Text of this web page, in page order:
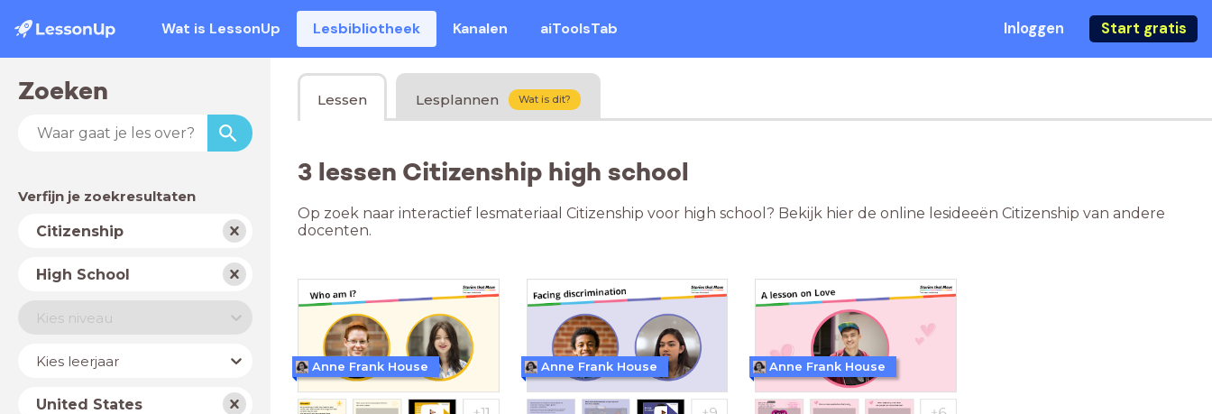
Wat is LessonUp Lesbibliotheek Kanalen aiToolsTab Inloggen Start gratis
Zoeken
Verfijn je zoekresultaten
VakCitizenship
Schooltype
High School
Niveau
Kies niveau
JaarKies leerjaar
LandUnited States
Lessen Lesplannen Wat is dit?
3 lessen Citizenship high school
Op zoek naar interactief lesmateriaal Citizenship voor high school? Bekijk hier de online lesideeën Citizenship van andere
docenten.
Anne Frank House Anne Frank House Anne Frank House